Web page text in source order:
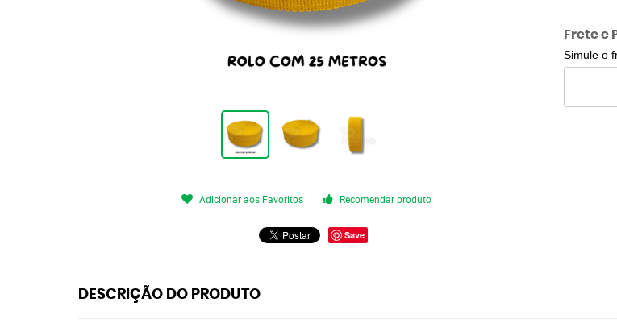
Adicionar aos Favoritos Recomendar produto
Save
Frete e
Simule o
DESCRIÇÃO DO PRODUTO